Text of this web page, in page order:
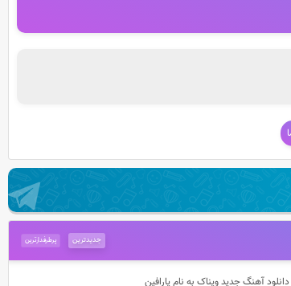
پرطرفدارترین جدیدترین
دانلود آهنگ جدید ویناک به نام پارافین